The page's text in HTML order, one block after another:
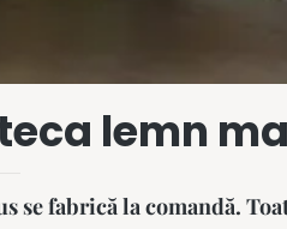
lemn
se fabrică la comandă.